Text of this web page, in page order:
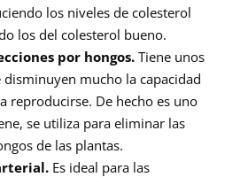
los niveles de colesterol
los del colesterol bueno.
por hongos.Tiene unos
mucho la capacidad
reproducirse. De hecho es uno
se utiliza para eliminar las
de las plantas.
Es ideal para las